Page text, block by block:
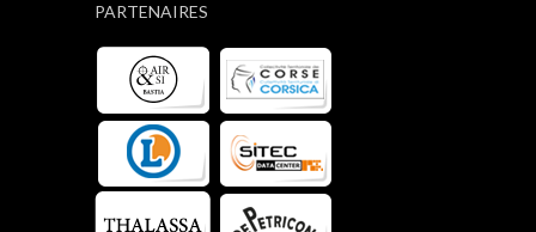
PARTENAIRES